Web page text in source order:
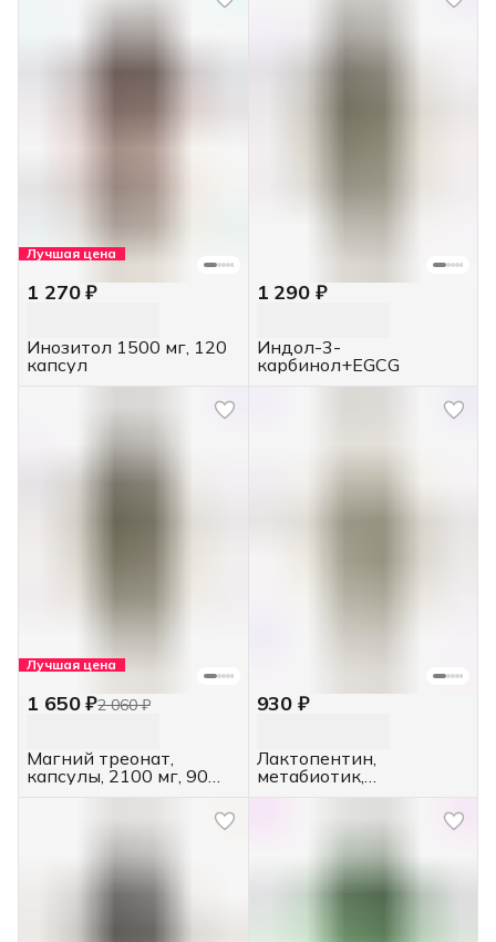
Лучшая цена
1 270 ₽
Инозитол 1500 мг, 120
капсул
1 290 ₽
Индол-3-
карбинол+EGCG
Лучшая цена
1 650 ₽2 060 ₽
Магний треонат,
капсулы, 2100 мг, 90
930 ₽
Лактопентин,
метабиотик,
концентрат, 10 мг, 250